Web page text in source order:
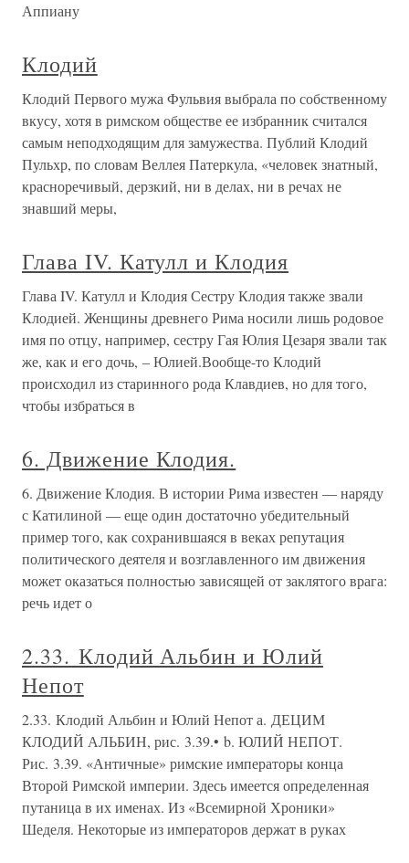
Аппиану
Клодий
Клодий Первого мужа Фульвия выбрала по собственному
вкусу, хотя в римском обществе ее избранник считался
самым неподходящим для замужества. Публий Клодий
Пульхр, по словам Веллея Патеркула, «человек знатный,
красноречивый, дерзкий, ни в делах, ни в речах не
знавший меры,
Глава IV. Катулл и Клодия
Глава IV. Катулл и Клодия Сестру Клодия также звали
Клодией. Женщины древнего Рима носили лишь родовое
имя по отцу, например, сестру Гая Юлия Цезаря звали так
же, как и его дочь, – Юлией.Вообще-то Клодий
происходил из старинного рода Клавдиев, но для того,
чтобы избраться в
6. Движение Клодия.
6. Движение Клодия. В истории Рима известен — наряду
с Катилиной — еще один достаточно убедительный
пример того, как сохранившаяся в веках репутация
политического деятеля и возглавленного им движения
может оказаться полностью зависящей от заклятого врага:
речь идет о
2.33. Клодий Альбин и Юлий
Непот
2.33. Клодий Альбин и Юлий Непот а. ДЕЦИМ
КЛОДИЙ АЛЬБИН, рис. 3.39.• b. ЮЛИЙ НЕПОТ.
Рис. 3.39. «Античные» римские императоры конца
Второй Римской империи. Здесь имеется определенная
путаница в их именах. Из «Всемирной Хроники»
Шеделя. Некоторые из императоров держат в руках